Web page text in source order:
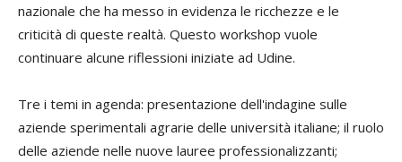
nazionale che ha messo in evidenza le ricchezze e le
criticità di queste realtà. Questo workshop vuole
continuare alcune riflessioni iniziate ad Udine.
Tre i temi in agenda: presentazione dell'indagine sulle
aziende sperimentali agrarie delle università italiane; il ruolo
delle aziende nelle nuove lauree professionalizzanti;